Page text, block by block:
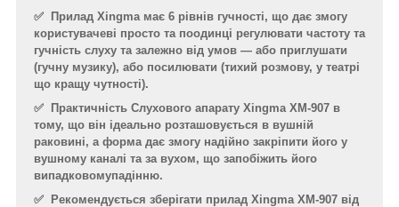
✅
Прилад Xingma має 6 рівнів гучності, що дає змогу
користувачеві просто та поодинці регулювати частоту та
гучність слуху та залежно від умов — або приглушати
(гучну музику), або посилювати (тихий розмову, у театрі
що кращу чутності).
✅
Практичність Слухового апарату Xingma XM-907 в
тому, що він ідеально розташовується в вушній
раковині, а форма дає змогу надійно закріпити його у
вушному каналі та за вухом, що запобіжить його
випадковомупадінню.
✅
Рекомендується зберігати прилад Xingma XM-907 від